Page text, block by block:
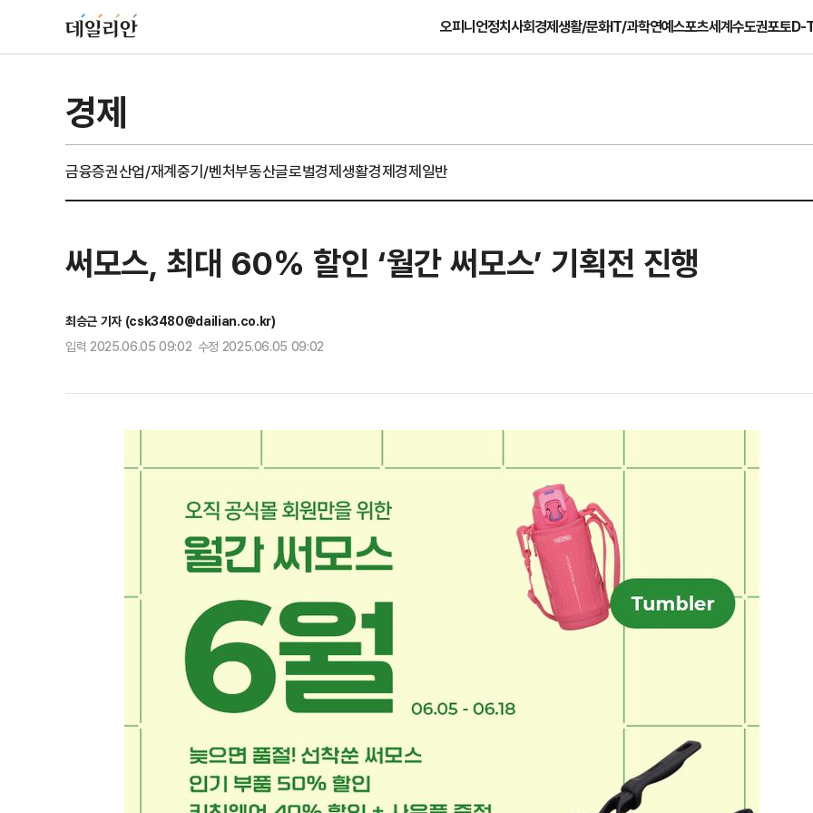
오피니언정치사회경제생활/문화IT/과학연예스포츠세계수도권포토D-
경제
금융증권산업/재계중기/벤처부동산글로벌경제생활경제경제일반
써모스, 최대 60% 할인 ‘월간 써모스’ 기획전 진행
최승근 기자 (csk3480@dailian.co.kr)
입력 2025.06.05 09:02 수정 2025.06.05 09:02